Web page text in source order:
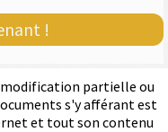
!
partielle ou
s'y afférant est
et tout son contenu